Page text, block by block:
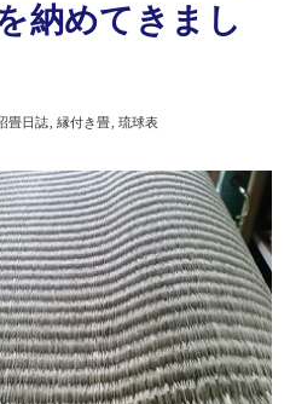
納めてきまし
畳日誌 縁付き畳 琉球表